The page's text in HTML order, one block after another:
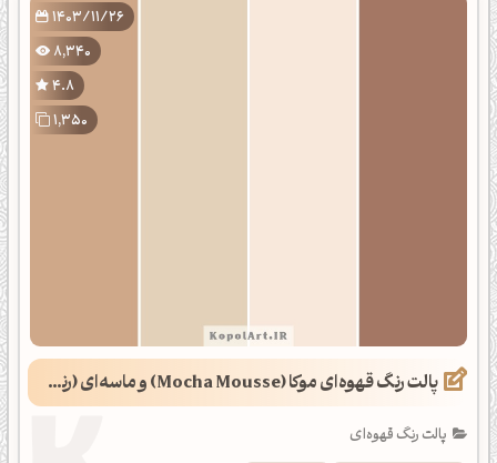
1403/11/26
8,340
4.8
1,350
پالت رنگ قهوه‌ای موکا (Mocha Mousse) و ماسه‌ای (رنگ سال 1404)
پالت رنگ قهوه‌ای